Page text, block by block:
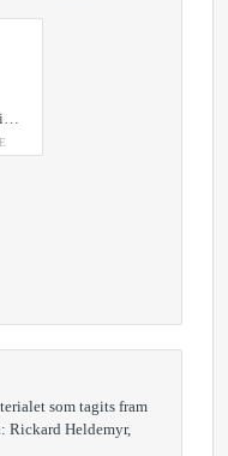
Världsarv bidrar till fred - men hur hänger det ihop? Världsarven bidrar till att skapa förståelse och samhörighet mellan människor. Dessa platser väcker nyfikenhet och främjar global gemenskap. När krig börjar i människors sinnen, är det där också fröet till fred kan sås. Unescos vision är att använda världsarven som verktyg för att bygga en fredligare värld. Tillsammans har vi ansvaret att bevara dessa kapitel i vår globala historia. Denna video har producerats som en del av projektet "Världsarv i Sverige - Platser som gör skillnad," finansierat av Tillväxtverket.
som tagits fram
Rickard Heldemyr,